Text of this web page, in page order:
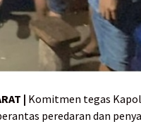
| Komitmen tegas
peredaran dan